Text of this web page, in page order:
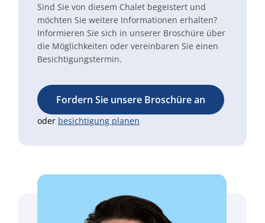
Sind Sie von diesem Chalet begeistert und
möchten Sie weitere Informationen erhalten?
Informieren Sie sich in unserer Broschüre über
die Möglichkeiten oder vereinbaren Sie einen
Besichtigungstermin.
Fordern Sie unsere Broschüre an
oder besichtigung planen